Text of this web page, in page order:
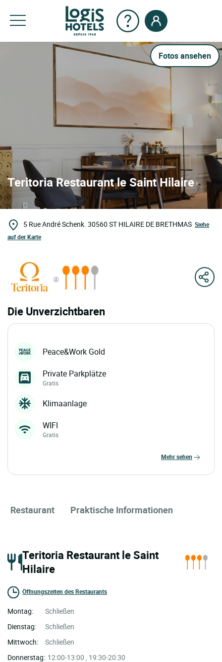
Fotos ansehen
Teritoria Restaurant le Saint Hilaire
5 Rue André Schenk. 30560 ST HILAIRE DE BRETHMAS Siehe
auf der Karte
Die Unverzichtbaren
Peace&Work Gold
Private Parkplätze
Gratis
Klimaanlage
WIFI
Gratis
mehr sehen
Restaurant Praktische Informationen
Teritoria Restaurant le Saint
Hilaire
Öffnungszeiten des Restaurants
Montag:
Schließen
Dienstag:
Schließen
Mittwoch:
Schließen
Donnerstag: 12:00-13:00 , 19:30-20:30